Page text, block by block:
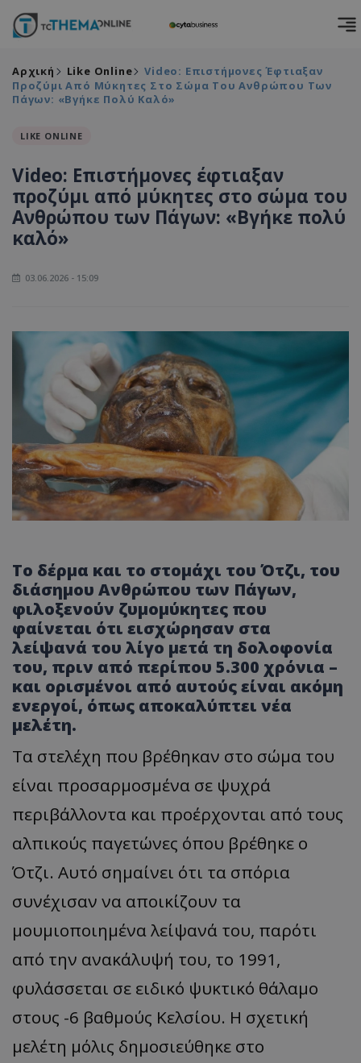
Αρχική Like Online
Video: Επιστήμονες Έφτιαξαν
Προζύμι Από Μύκητες Στο Σώμα Του Ανθρώπου Των
Πάγων: «Βγήκε Πολύ Καλό»
LIKE ONLINE
Video: Επιστήμονες έφτιαξαν
προζύμι από μύκητες στο σώμα του
Ανθρώπου των Πάγων: «Βγήκε πολύ
καλό»
03.06.2026 - 15:09
Το δέρμα και το στομάχι του Ότζι, του
διάσημου Ανθρώπου των Πάγων,
φιλοξενούν ζυμομύκητες που
φαίνεται ότι εισχώρησαν στα
λείψανά του λίγο μετά τη δολοφονία
του, πριν από περίπου 5.300 χρόνια –
και ορισμένοι από αυτούς είναι ακόμη
ενεργοί, όπως αποκαλύπτει νέα
μελέτη.
Τα στελέχη που βρέθηκαν στο σώμα του
είναι προσαρμοσμένα σε ψυχρά
περιβάλλοντα και προέρχονται από τους
αλπικούς παγετώνες όπου βρέθηκε ο
Ότζι. Αυτό σημαίνει ότι τα σπόρια
συνέχισαν να αποικίζουν τα
μουμιοποιημένα λείψανά του, παρότι
από την ανακάλυψή του, το 1991,
φυλάσσεται σε ειδικό ψυκτικό θάλαμο
στους -6 βαθμούς Κελσίου. Η σχετική
μελέτη μόλις δημοσιεύθηκε στο